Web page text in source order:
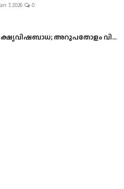
7, 2026 0
ഭക്ഷ്യവിഷബാധ; അറുപതോളം വി...